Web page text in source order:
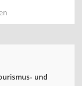
und